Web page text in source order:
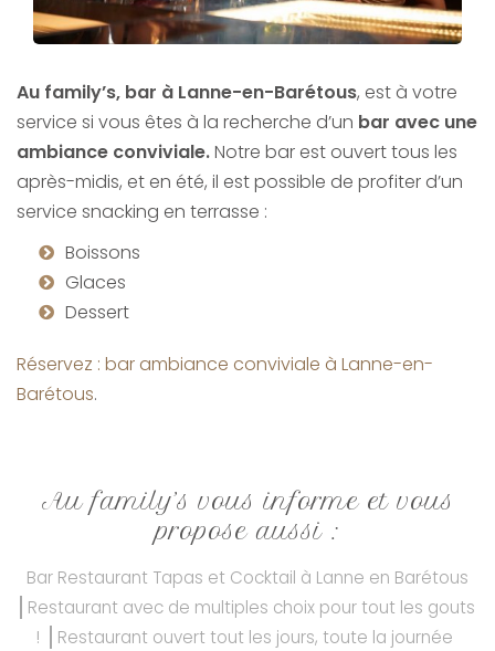
Au family’s, bar à Lanne-en-Barétous, est à votre
service si vous êtes à la recherche d’un bar avec une
ambiance conviviale.Notre bar est ouvert tous les
après-midis, et en été, il est possible de profiter d’un
service snacking en terrasse :
Boissons
Glaces
Dessert
Réservez : bar ambiance conviviale à Lanne-en-
Barétous.
Au family’s vous informe et vous
propose aussi :
Bar Restaurant Tapas et Cocktail à Lanne en Barétous
Restaurant avec de multiples choix pour tout les gouts
!
Restaurant ouvert tout les jours, toute la journée